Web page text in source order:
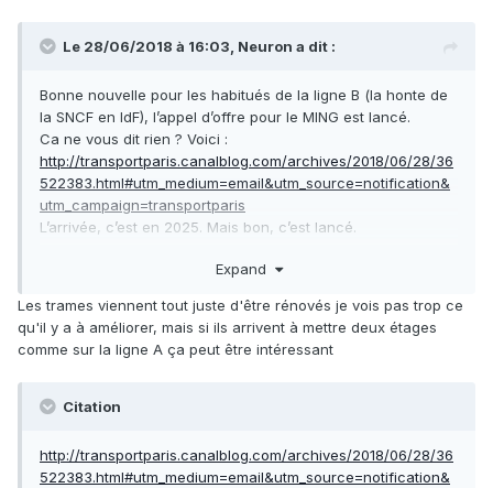
Le 28/06/2018 à 16:03, Neuron a dit :
Bonne nouvelle pour les habitués de la ligne B (la honte de
la SNCF en IdF), l’appel d’offre pour le MING est lancé.
Ca ne vous dit rien ? Voici :
http://transportparis.canalblog.com/archives/2018/06/28/36
522383.html#utm_medium=email&utm_source=notification&
utm_campaign=transportparis
L’arrivée, c’est en 2025. Mais bon, c’est lancé.
Le MING sera intéressant à suivre à cause des multiples
Expand
Les trames viennent tout juste d'être rénovés je vois pas trop ce
qu'il y a à améliorer, mais si ils arrivent à mettre deux étages
comme sur la ligne A ça peut être intéressant
Citation
http://transportparis.canalblog.com/archives/2018/06/28/36
522383.html#utm_medium=email&utm_source=notification&